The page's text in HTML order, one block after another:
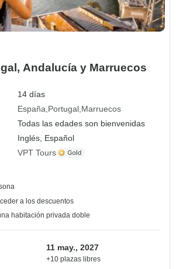
Andalucía y Marruecos
14 días
España Portugal Marruecos
Todas las edades son bienvenidas
Inglés, Español
VPT Tours
a los descuentos
habitación privada doble
11 may., 2027
+10 plazas libres